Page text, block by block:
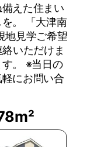
えた住まい
。 「大津南
地見学ご希望
いただけま
。 ※当日の
にお問い合